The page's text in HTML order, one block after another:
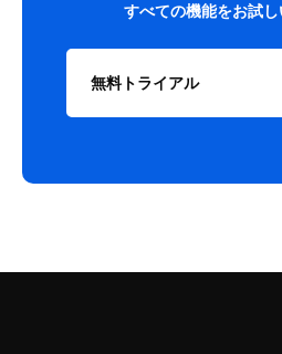
すべての機能をお試
無料トライアル